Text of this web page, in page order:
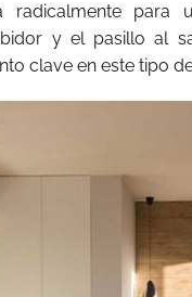
radicalmente para
y el pasillo al
clave en este tipo